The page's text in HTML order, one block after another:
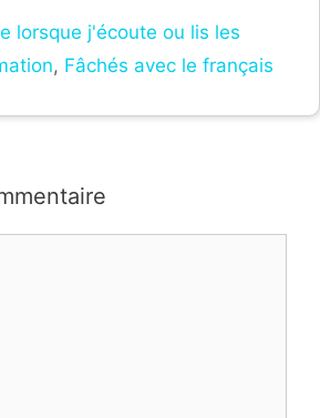
lorsque j'écoute ou lis les
, Fâchés avec le français